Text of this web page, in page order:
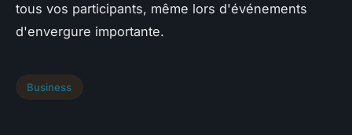
tous vos participants, même lors d'événements
d'envergure importante.
Business